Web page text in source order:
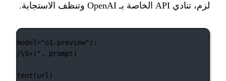
لزم، تنادي API الخاصة بـ OpenAI وتنظف الاستجابة.
model="o1-preview" ):
://\S+) " , prompt)